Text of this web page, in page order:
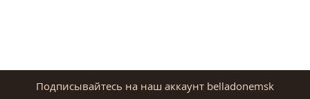
Подписывайтесь на наш аккаунт belladonemsk